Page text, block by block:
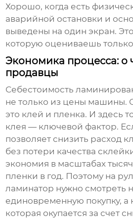
Хорошо, когда есть
аварийной остановки и
выведены на один экран. Это
которую оцениваешь
Экономика процесса: о
продавцы
Себестоимость
не только из цены машины.
это клей и пленка. И здесь
клея — ключевой фактор.
позволяет снизить расход
без потери качества
экономия в масштабах
пленки в год. Поэтому на
ламинатор нужно смотреть
единовременную покупку, а
которая окупается за счет